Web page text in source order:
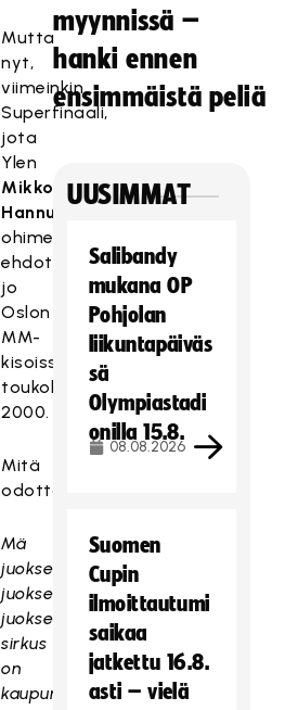
Mutta
nyt,
viimeinkin.
Superfinaali,
jota
Ylen
Mikko
Hannula
ohimennen
ehdotti
jo
Oslon
MM-
kisoissa
toukokuussa
2000.
Mitä
odottaa?
Mä
juoksen,
juoksen,
juoksen
sirkus
on
kaupungissa
myynnissä –
hanki ennen
ensimmäistä peliä
UUSIMMAT
Salibandy
mukana OP
Pohjolan
liikuntapäiväs
sä
Olympiastadi
onilla 15.8.
08.08.2026
Suomen
Cupin
ilmoittautumi
saikaa
jatkettu 16.8.
asti – vielä